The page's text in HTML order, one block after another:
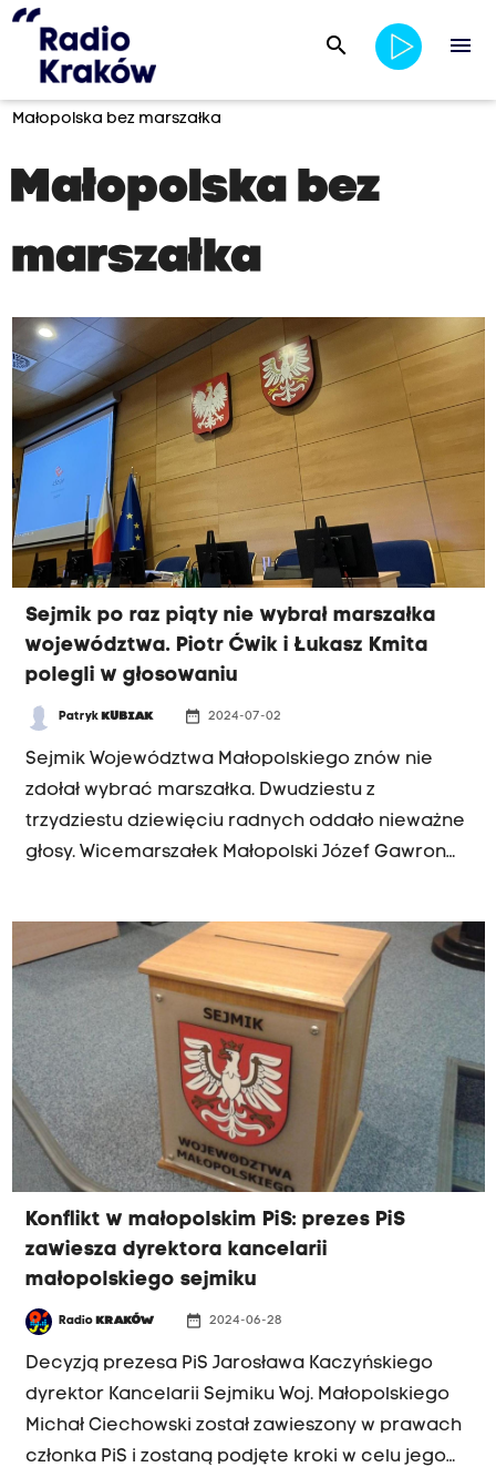
search menu
Małopolska bez marszałka
Małopolska bez
marszałka
Sejmik po raz piąty nie wybrał marszałka
województwa. Piotr Ćwik i Łukasz Kmita
polegli w głosowaniu
Patryk KUBIAK date_range 2024-07-02
Sejmik Województwa Małopolskiego znów nie
zdołał wybrać marszałka. Dwudziestu z
trzydziestu dziewięciu radnych oddało nieważne
głosy. Wicemarszałek Małopolski Józef Gawron
był kontrkandydatem posła PiS Łukasza Kmity,
który po raz piąty ubiegał się o ten urząd.
Konflikt w małopolskim PiS: prezes PiS
zawiesza dyrektora kancelarii
małopolskiego sejmiku
Radio KRAKÓW date_range 2024-06-28
Decyzją prezesa PiS Jarosława Kaczyńskiego
dyrektor Kancelarii Sejmiku Woj. Małopolskiego
Michał Ciechowski został zawieszony w prawach
członka PiS i zostaną podjęte kroki w celu jego